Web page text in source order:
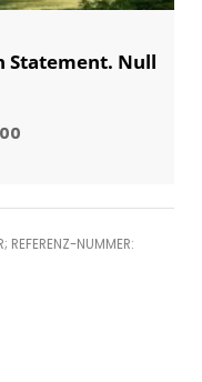
Statement. Null
REFERENZ-NUMMER: